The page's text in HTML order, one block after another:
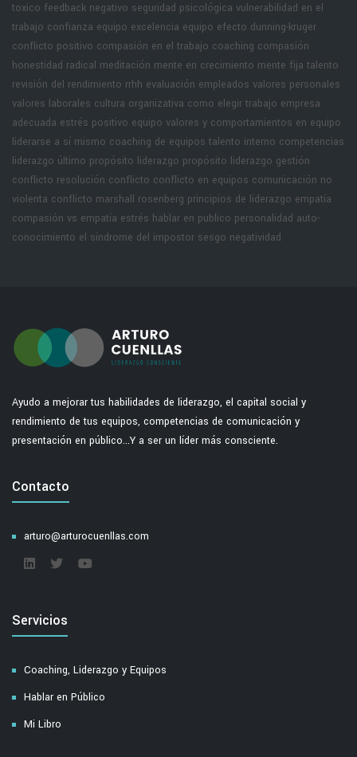
toxico feedback negativo seguridad psicológica vulnerabilidad en el
trabajo confianza equipo excelencia equipo efecto dunning-kruger
conflicto positivo compasión en el trabajo coaching compasión
honestidad radical meditación mente en crecimiento mente fija talento
revisión del rendimiento rrhh evaluación empleados valores personales
valores laborales cultura organizativa como elegir trabajo empresa
adecuada estrés positivo equipo valores y comportamientos en equipo
liderarse a sí mismo coaching de equipos talento interno competencias
liderazgo último propósito liderazgo propósito liderazgo gestión
conflicto resolución conflicto conflicto en equipos comunicación no
violenta conflicto marshall rosenberg principios de liderazgo empatía
compasión vs empatía estrés hablar en publico personalidad auto-
conocimiento el síndrome del impostor sesgo negatividad
Ayudo a mejorar tus habilidades de liderazgo, el capital social y
rendimiento de tus equipos, competencias de comunicación y
presentación en público...Y a ser un líder más consciente.
Contacto
arturo@arturocuenllas.com
Servicios
Coaching, Liderazgo y Equipos
Hablar en Público
Mi Libro